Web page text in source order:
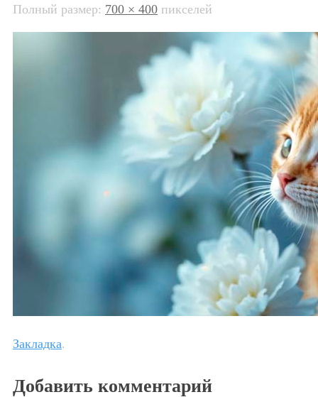
Полный размер: 700 × 400 пикселей
Закладка.
Добавить комментарий